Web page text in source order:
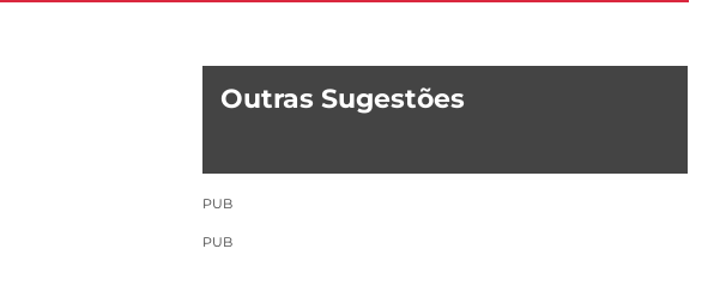
Outras Sugestões
PUB
PUB